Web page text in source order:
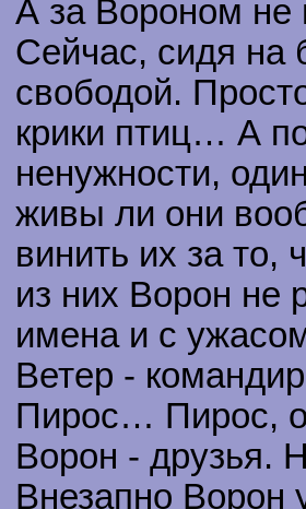
А за Вороном не
Сейчас, сидя на
свободой.
крики птиц… А
ненужности,
живы ли они
винить их за то,
из них Ворон не
имена и с
Ветер -
Пирос… Пирос,
Ворон - друзья.
Внезапно Ворон